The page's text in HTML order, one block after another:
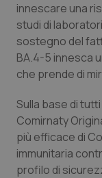
Salute
Sangue &
innescare una
studi di
sostegno del
BA.4-5 innesca
che prende di
Sulla base di
Comirnaty
più efficace di
immunitaria
profilo di